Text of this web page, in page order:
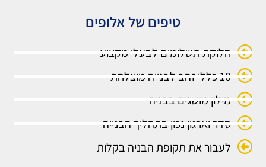
טיפים של אלופים
חלוקת תשלומים לבעלי מקצוע
10 כללי זהב לבנייה מוצלחת
מילון מושגים בבניה
סדר וארגון נכון בתהליך הבנייה
לעבור את תקופת הבניה בקלות